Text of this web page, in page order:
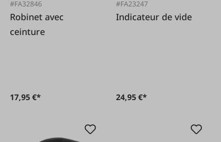
#FA32846
Robinet avec
ceinture
17,95 €*
#FA23247
Indicateur de vide
24,95 €*